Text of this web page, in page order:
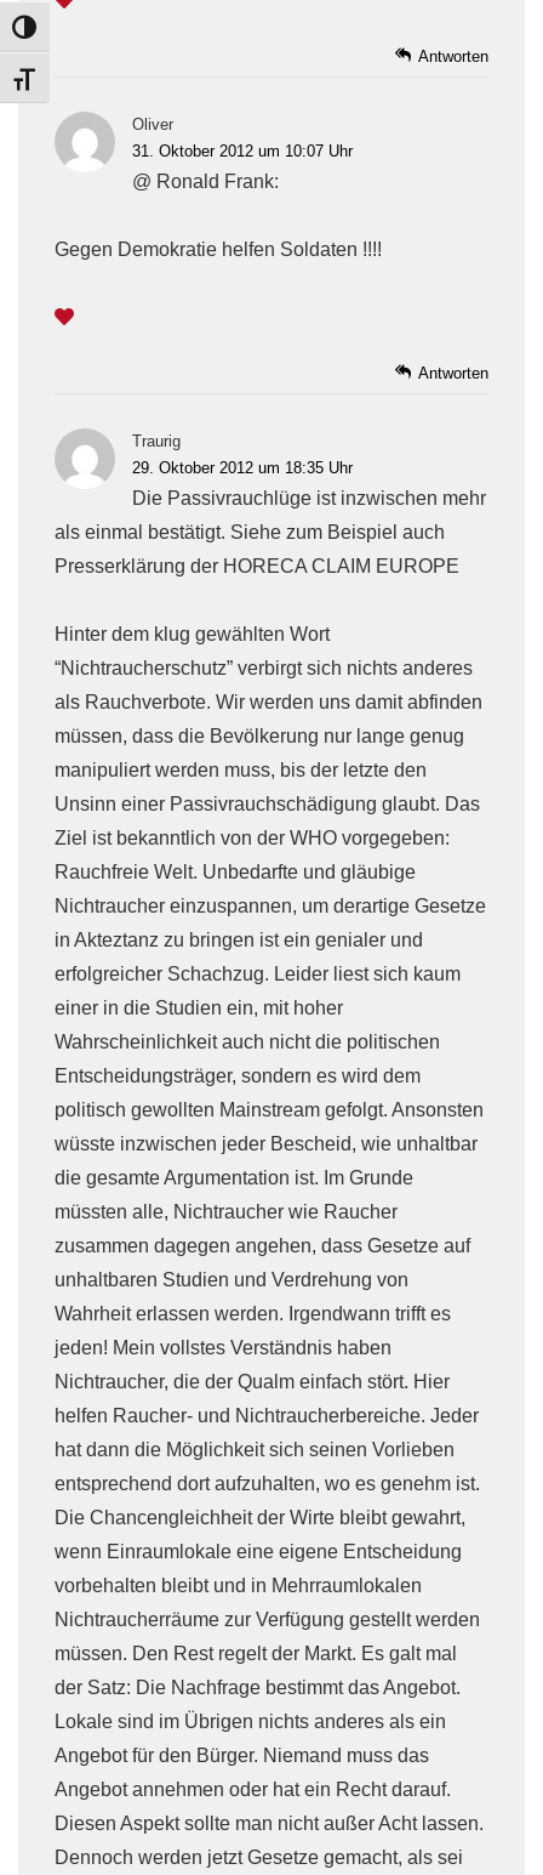
TOGGLE HIGH CONTRAST
TOGGLE FONT SIZE
Antworten
Oliver
31. Oktober 2012 um 10:07 Uhr
@ Ronald Frank:
Gegen Demokratie helfen Soldaten !!!!
Antworten
Traurig
29. Oktober 2012 um 18:35 Uhr
Die Passivrauchlüge ist inzwischen mehr
als einmal bestätigt. Siehe zum Beispiel auch
Presserklärung der HORECA CLAIM EUROPE
Hinter dem klug gewählten Wort
“Nichtraucherschutz” verbirgt sich nichts anderes
als Rauchverbote. Wir werden uns damit abfinden
müssen, dass die Bevölkerung nur lange genug
manipuliert werden muss, bis der letzte den
Unsinn einer Passivrauchschädigung glaubt. Das
Ziel ist bekanntlich von der WHO vorgegeben:
Rauchfreie Welt. Unbedarfte und gläubige
Nichtraucher einzuspannen, um derartige Gesetze
in Akteztanz zu bringen ist ein genialer und
erfolgreicher Schachzug. Leider liest sich kaum
einer in die Studien ein, mit hoher
Wahrscheinlichkeit auch nicht die politischen
Entscheidungsträger, sondern es wird dem
politisch gewollten Mainstream gefolgt. Ansonsten
wüsste inzwischen jeder Bescheid, wie unhaltbar
die gesamte Argumentation ist. Im Grunde
müssten alle, Nichtraucher wie Raucher
zusammen dagegen angehen, dass Gesetze auf
unhaltbaren Studien und Verdrehung von
Wahrheit erlassen werden. Irgendwann trifft es
jeden! Mein vollstes Verständnis haben
Nichtraucher, die der Qualm einfach stört. Hier
helfen Raucher- und Nichtraucherbereiche. Jeder
hat dann die Möglichkeit sich seinen Vorlieben
entsprechend dort aufzuhalten, wo es genehm ist.
Die Chancengleichheit der Wirte bleibt gewahrt,
wenn Einraumlokale eine eigene Entscheidung
vorbehalten bleibt und in Mehrraumlokalen
Nichtraucherräume zur Verfügung gestellt werden
müssen. Den Rest regelt der Markt. Es galt mal
der Satz: Die Nachfrage bestimmt das Angebot.
Lokale sind im Übrigen nichts anderes als ein
Angebot für den Bürger. Niemand muss das
Angebot annehmen oder hat ein Recht darauf.
Diesen Aspekt sollte man nicht außer Acht lassen.
Dennoch werden jetzt Gesetze gemacht, als sei